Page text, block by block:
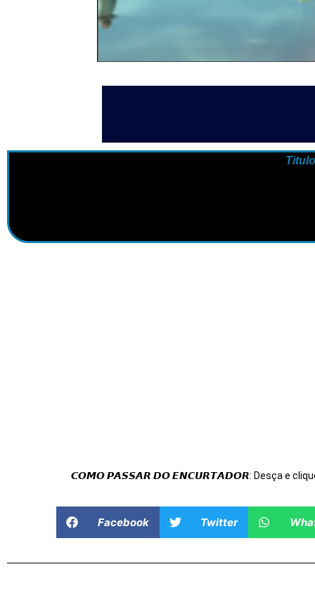
𝘾𝙊𝙈𝙊 𝙋𝘼𝙎𝙎𝘼𝙍 𝘿𝙊 𝙀𝙉𝘾𝙐𝙍𝙏𝘼𝘿𝙊𝙍: Desça e clique
Facebook Twitter